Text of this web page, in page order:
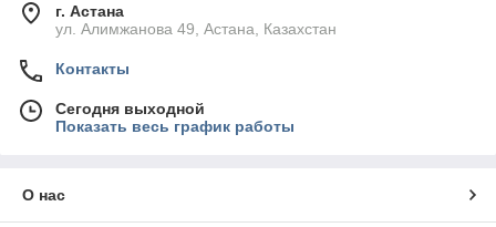
г. Астана
ул. Алимжанова 49, Астана, Казахстан
Контакты
Сегодня выходной
Показать весь график работы
О нас